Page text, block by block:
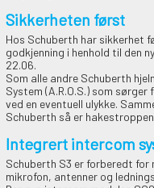
Sikkerheten først
Hos Schuberth har sikkerhet
godkjenning i henhold til den
22.06.
Som alle andre Schuberth
System (A.R.O.S.) som
ved en eventuell ulykke.
Schuberth så er
Integrert intercom
Schuberth S3 er forberedt
mikrofon, antenner og